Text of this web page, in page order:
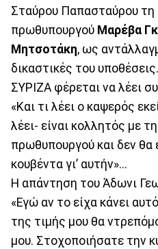
Σταύρου Παπασταύρου τη
πρωθυπουργού Μαρέβα
Μητσοτάκη, ως
δικαστικές του
ΣΥΡΙΖΑ φέρεται να λέει
«Και τι λέει ο καψερός
λέει- είναι κολλητός με
πρωθυπουργού και δεν θα
κουβέντα γι’ αυτήν»...
Η απάντηση του Άδωνι
«Εγώ αν το είχα κάνει
της τιμής μου θα
μου. Στοχοποιήσατε την